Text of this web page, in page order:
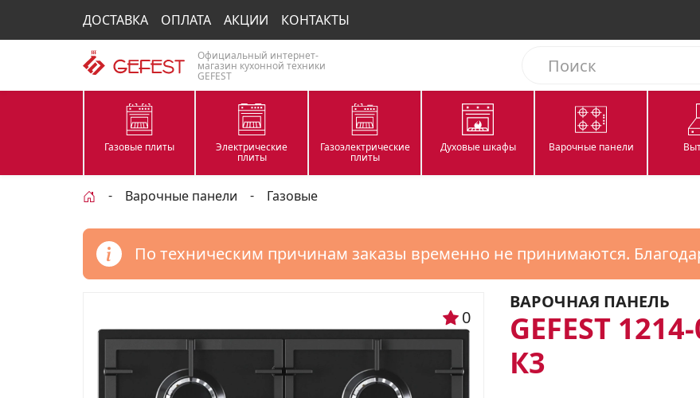
ДОСТАВКА ОПЛАТА АКЦИИ КОНТАКТЫ
Официальный интернет-
магазин кухонной техники
GEFEST
Газовые плиты Электрические
плиты
Газоэлектрические
плиты
Духовые шкафы Варочные панели
Варочные панели Газовые
По техническим причинам заказы временно не принимаются.
ВАРОЧНАЯ ПАНЕЛЬ
GEFEST
К3
0